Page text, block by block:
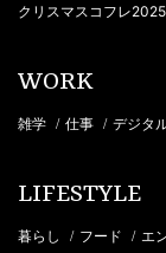
クリスマスコフレ2025
WORK
雑学 / 仕事 / デジタ
LIFESTYLE
暮らし / フード / エ